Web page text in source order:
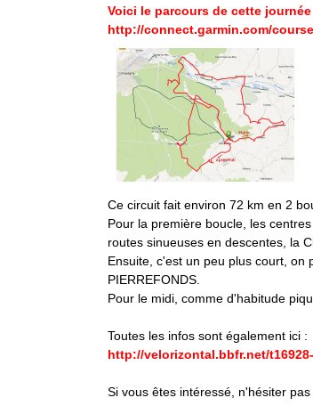
Voici le parcours de cette journée
http://connect.garmin.com/
Ce circuit fait environ 72 km en 2
Pour la première boucle, les
routes sinueuses en descentes, la
Ensuite, c'est un peu plus court, on
PIERREFONDS.
Pour le midi, comme d'habitude
Toutes les infos sont également ici :
http://velorizontal.bbfr.net/
Si vous êtes intéressé, n'hésiter